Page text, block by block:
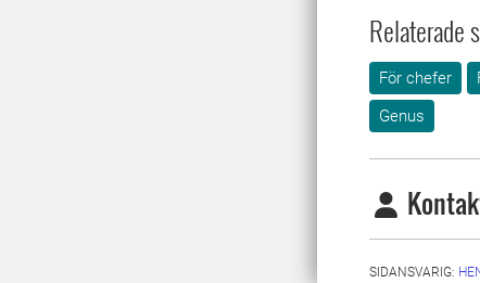
Relaterade
För chefer
Genus
SIDANSVARIG: